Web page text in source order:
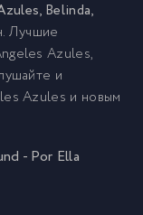
Belinda,
Лучшие
Azules,
и
Azules и новым
- Por Ella